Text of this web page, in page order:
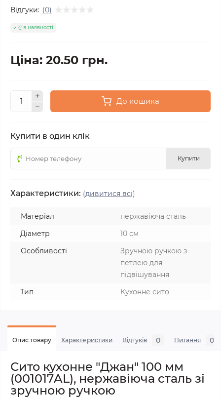
Відгуки: (0)
Є в наявності
Ціна: 20.50 грн.
До кошика
Купити в один клік
Купити
Характеристики: (дивитися всі)
Матеріал
нержавіюча сталь
Діаметр
10 см
Особливості
Зручною ручкою з
петлею для
підвішування
Тип
Кухонне сито
Опис товару Характеристики Відгуків 0 Питання 0
Сито кухонне "Джан" 100 мм
(001017AL), нержавіюча сталь зі
зручною ручкою